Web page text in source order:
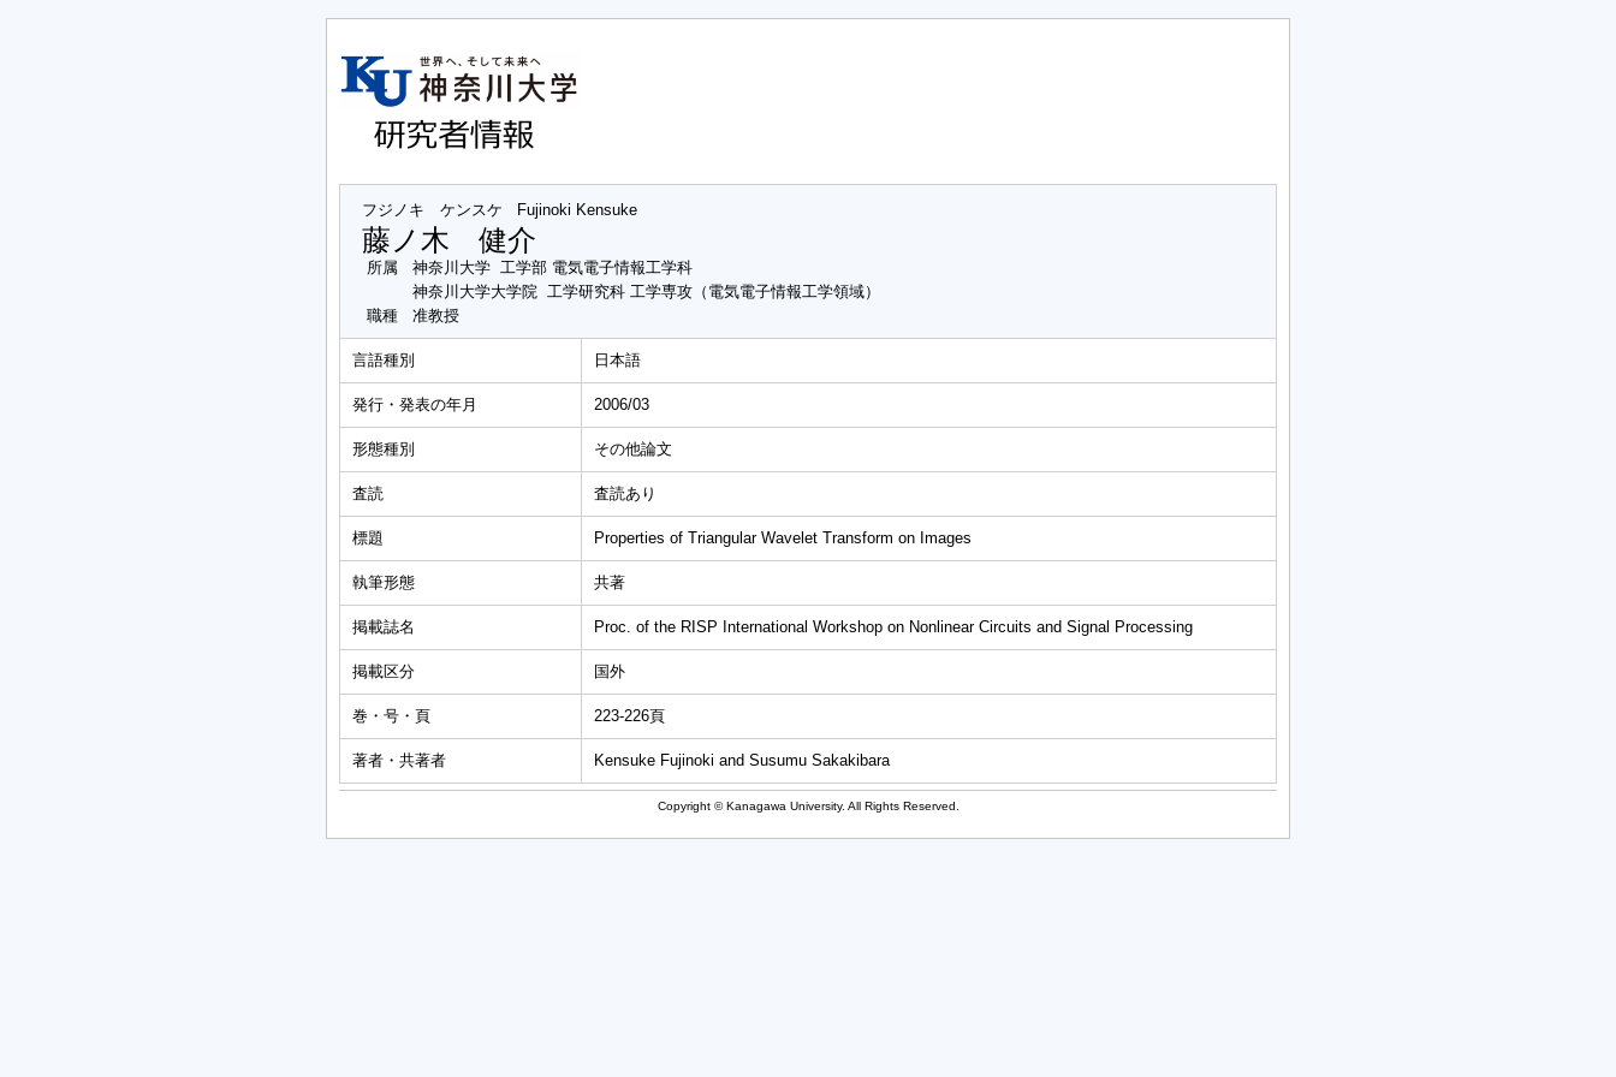
フジノキ ケンスケ Fujinoki Kensuke
藤ノ木 健介
所属
神奈川大学 工学部 電気電子情報工学科
神奈川大学大学院 工学研究科 工学専攻（電気電子情報工学領域）
職種
准教授
言語種別 日本語
発行・発表の年月 2006/03
形態種別 その他論文
査読 査読あり
標題 Properties of Triangular Wavelet Transform on Images
執筆形態 共著
掲載誌名 Proc. of the RISP International Workshop on Nonlinear Circuits and Signal Processing
掲載区分 国外
巻・号・頁 223-226頁
著者・共著者 Kensuke Fujinoki and Susumu Sakakibara
Copyright © Kanagawa University. All Rights Reserved.